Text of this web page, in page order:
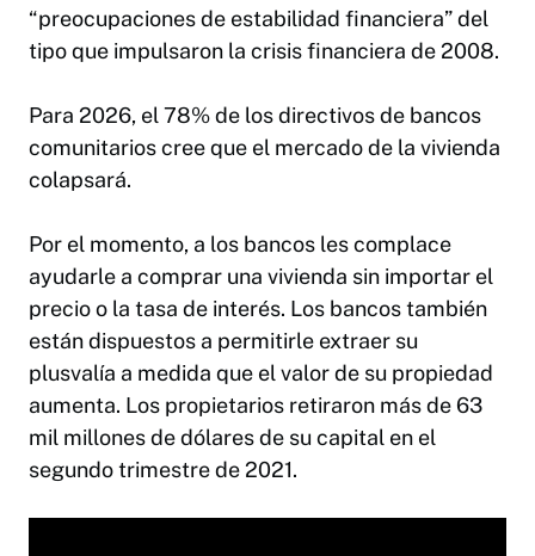
“preocupaciones de estabilidad financiera” del
tipo que impulsaron la crisis financiera de 2008.
Para 2026, el 78% de los directivos de bancos
comunitarios cree que el mercado de la vivienda
colapsará.
Por el momento, a los bancos les complace
ayudarle a comprar una vivienda sin importar el
precio o la tasa de interés. Los bancos también
están dispuestos a permitirle extraer su
plusvalía a medida que el valor de su propiedad
aumenta. Los propietarios retiraron más de 63
mil millones de dólares de su capital en el
segundo trimestre de 2021.